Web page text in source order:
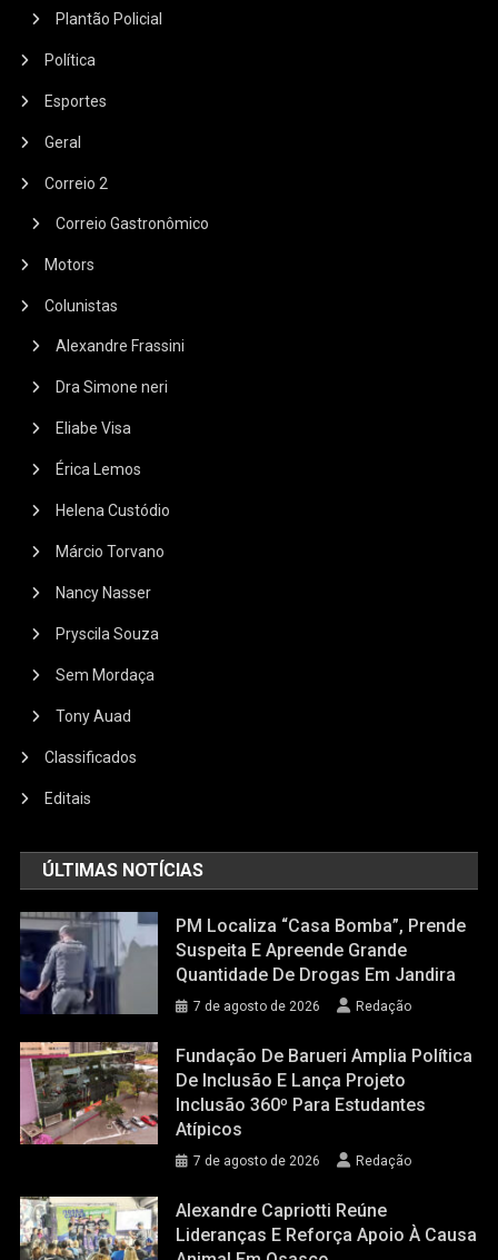
Plantão Policial
Política
Esportes
Geral
Correio 2
Correio Gastronômico
Motors
Colunistas
Alexandre Frassini
Dra Simone neri
Eliabe Visa
Érica Lemos
Helena Custódio
Márcio Torvano
Nancy Nasser
Pryscila Souza
Sem Mordaça
Tony Auad
Classificados
Editais
ÚLTIMAS NOTÍCIAS
PM Localiza “casa Bomba”, Prende
Suspeita E Apreende Grande
Quantidade De Drogas Em Jandira
7 de agosto de 2026 Redação
Fundação De Barueri Amplia Política
De Inclusão E Lança Projeto
Inclusão 360º Para Estudantes
Atípicos
7 de agosto de 2026 Redação
Alexandre Capriotti Reúne
Lideranças E Reforça Apoio À Causa